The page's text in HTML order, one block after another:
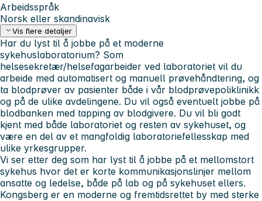
Arbeidsspråk
Norsk eller skandinavisk
Vis flere detaljer
Har du lyst til å jobbe på et moderne
sykehuslaboratorium? Som
helsesekretær/helsefagarbeider ved laboratoriet vil du
arbeide med automatisert og manuell prøvehåndtering, og
ta blodprøver av pasienter både i vår blodprøvepoliklinikk
og på de ulike avdelingene. Du vil også eventuelt jobbe på
blodbanken med tapping av blodgivere. Du vil bli godt
kjent med både laboratoriet og resten av sykehuset, og
være en del av et mangfoldig laboratoriefellesskap med
ulike yrkesgrupper.
Vi ser etter deg som har lyst til å jobbe på et mellomstort
sykehus hvor det er korte kommunikasjonslinjer mellom
ansatte og ledelse, både på lab og på sykehuset ellers.
Kongsberg er en moderne og fremtidsrettet by med sterke